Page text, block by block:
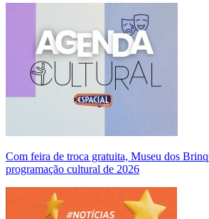
Com feira de troca gratuita, Museu dos
programação cultural de 2026